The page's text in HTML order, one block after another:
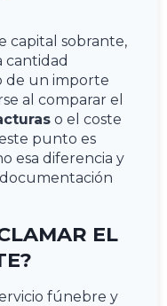
capital sobrante,
cantidad
de un importe
al comparar el
o el coste
punto es
esa diferencia y
EL
fúnebre y